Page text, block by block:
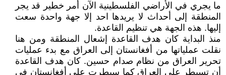
ما يجري في الأراضي الفلسطينية الآن أمر خطير قد يجر
المنطقة إلى أحداث لا يريدها احد إلا جهة واحدة سعت
إليها. هذه الجهة هي تنظيم القاعدة.
منذ البداية كان هدف القاعدة إشعال المنطقة ومن هنا
نقلت عملياتها من أفغانستان إلى العراق مع بدء عمليات
تحرير العراق من نظام صدام حسين. كان هدف القاعدة
أن تسيطر على العراق كما سيطرت على أفغانستان في